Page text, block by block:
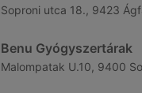
Soproni utca 18., 9423
Benu Gyógyszertárak
Malompatak U.10, 9400